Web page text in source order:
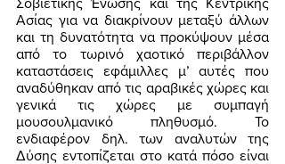
Σοβιετικής Ένωσης και της Κεντρικής
Ασίας για να διακρίνουν μεταξύ άλλων
και τη δυνατότητα να προκύψουν μέσα
από το τωρινό χαοτικό περιβάλλον
καταστάσεις εφάμιλλες μ’ αυτές που
αναδύθηκαν από τις αραβικές χώρες και
γενικά τις χώρες με συμπαγή
μουσουλμανικό πληθυσμό. Το
ενδιαφέρον δηλ. των αναλυτών της
Δύσης εντοπίζεται στο κατά πόσο είναι